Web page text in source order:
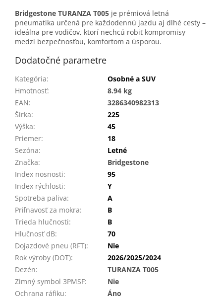
Bridgestone TURANZA T005 je prémiová letná
pneumatika určená pre každodennú jazdu aj dlhé cesty –
ideálna pre vodičov, ktorí nechcú robiť kompromisy
medzi bezpečnosťou, komfortom a úsporou.
Dodatočné parametre
Kategória:
Osobné a SUV
Hmotnosť:
8.94 kg
EAN:
3286340982313
Šírka:
225
Výška:
45
Priemer:
18
Sezóna:
Letné
Značka:
Bridgestone
Index nosnosti:
95
Index rýchlosti:
Y
Spotreba paliva:
A
Priľnavosť za mokra:
B
Trieda hlučnosti:
B
Hlučnosť dB:
70
Dojazdové pneu (RFT):
Nie
Rok výroby (DOT):
2026/2025/2024
Dezén:
TURANZA T005
Zimný symbol 3PMSF:
Nie
Ochrana ráfiku:
Áno